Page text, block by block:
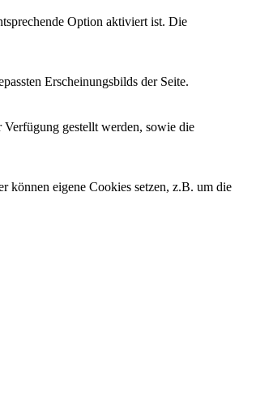
Option aktiviert ist. Die
Erscheinungsbilds der Seite.
gestellt werden, sowie die
können eigene Cookies setzen, z.B. um die